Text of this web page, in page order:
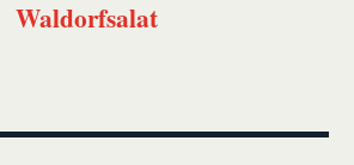
Waldorfsalat